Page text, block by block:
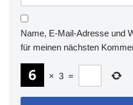
Name, E-Mail-Adresse und
für meinen nächsten
× 3 =